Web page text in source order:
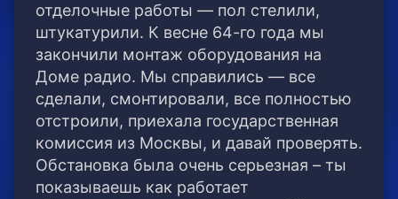
отделочные работы — пол стелили,
штукатурили. К весне 64-го года мы
закончили монтаж оборудования на
Доме радио. Мы справились — все
сделали, смонтировали, все полностью
отстроили, приехала государственная
комиссия из Москвы, и давай проверять.
Обстановка была очень серьезная – ты
показываешь как работает